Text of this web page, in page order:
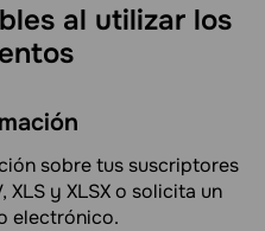
al utilizar los
sobre tus suscriptores
XLS y XLSX o solicita un
electrónico.